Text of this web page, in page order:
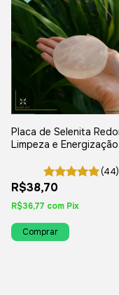
Placa de Selenita
Limpeza e
(44)
R$38,70
R$36,77 com Pix